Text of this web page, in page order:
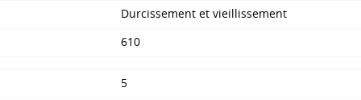
Durcissement et vieillissement
610
5